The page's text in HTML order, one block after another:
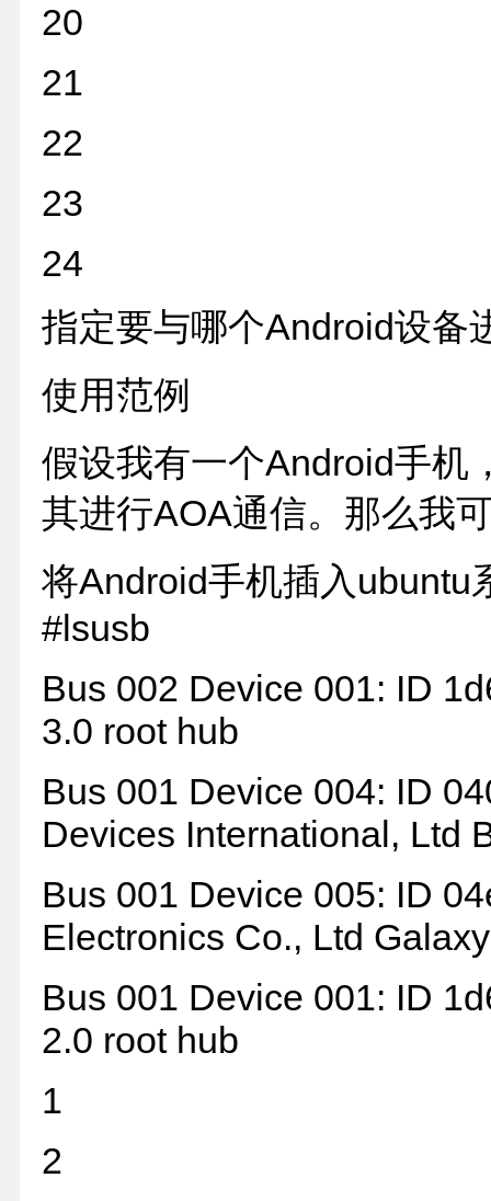
20
21
22
23
24
指定要与哪个Android设备
使用范例
假设我有一个Android手机
其进行AOA通信。那么我
将Android手机插入ubuntu
#lsusb
Bus 002 Device 001: ID
3.0 root hub
Bus 001 Device 004: ID
Devices International, Ltd
Bus 001 Device 005: ID
Electronics Co., Ltd
Bus 001 Device 001: ID
2.0 root hub
1
2